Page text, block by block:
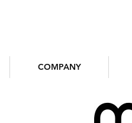
COMPANY